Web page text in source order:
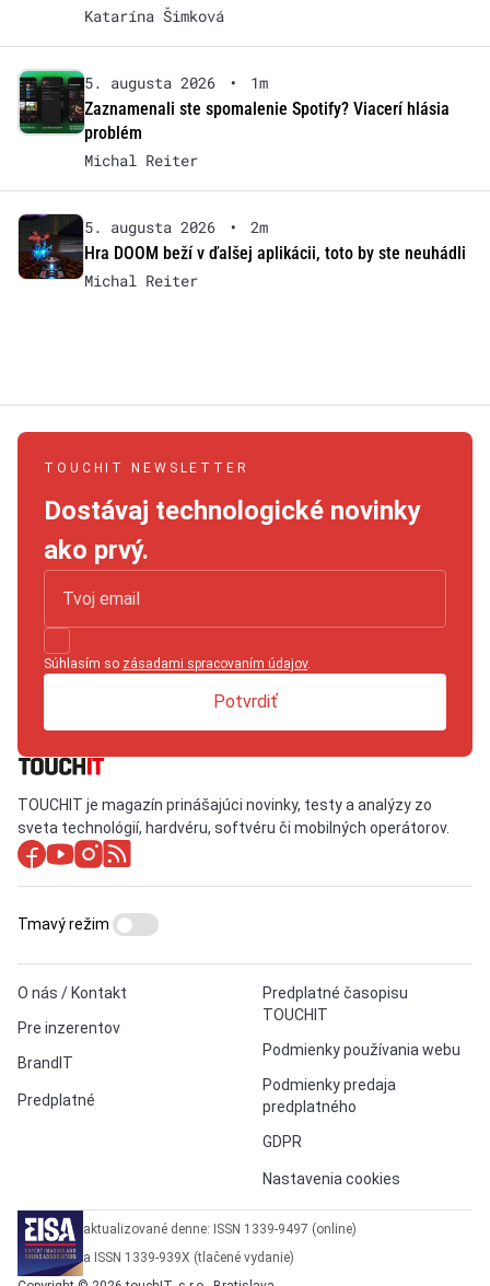
Katarína Šimková
5. augusta 2026 •
1m
Zaznamenali ste spomalenie Spotify? Viacerí hlásia
problém
Michal Reiter
5. augusta 2026 •
2m
Hra DOOM beží v ďalšej aplikácii, toto by ste neuhádli
Michal Reiter
TOUCHIT NEWSLETTER
Dostávaj technologické novinky
ako prvý.
Súhlasím so zásadami spracovaním údajov.
Potvrdiť
TOUCHIT je magazín prinášajúci novinky, testy a analýzy zo
sveta technológií, hardvéru, softvéru či mobilných operátorov.
O nás / Kontakt
Pre inzerentov
BrandIT
Predplatné
Predplatné časopisu
TOUCHIT
Podmienky používania webu
Podmienky predaja
predplatného
GDPR
Nastavenia cookies
Tmavý režim
aktualizované denne: ISSN 1339-9497 (online)
a ISSN 1339-939X (tlačené vydanie)